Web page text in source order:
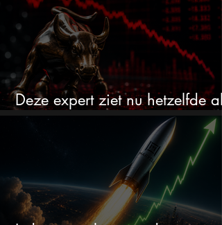
Deze expert ziet nu hetzelfde als
voor de crash van 1987